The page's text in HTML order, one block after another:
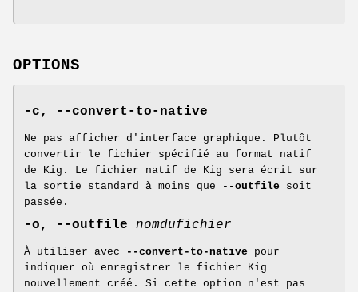
OPTIONS
-c, --convert-to-native
Ne pas afficher d'interface graphique. Plutôt
convertir le fichier spécifié au format natif
de Kig. Le fichier natif de Kig sera écrit sur
la sortie standard à moins que
--outfile soit
passée.
-o, --outfile nomdufichier
À utiliser avec --convert-to-native pour
indiquer où enregistrer le fichier Kig
nouvellement créé. Si cette option n'est pas